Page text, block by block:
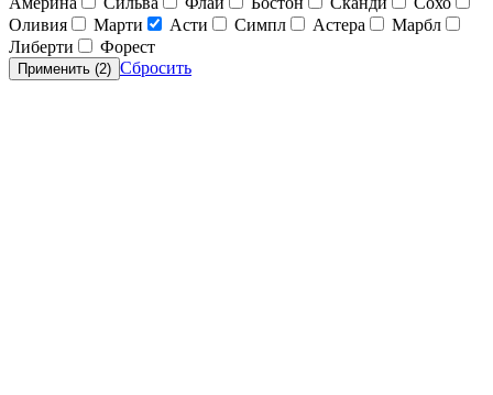
Оливия
Марти Асти Симпл Астера
Марбл
Либерти
Форест
Применить (2) Сбросить